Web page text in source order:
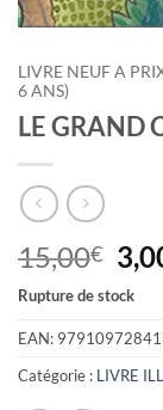
LIVRE NEUF A
6 ANS)
LE GRAND
15,00€ Le
prix
Rupture de stock
EAN:
Catégorie : LIVRE